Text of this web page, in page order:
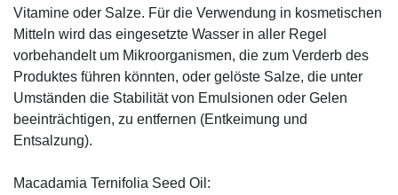
Vitamine oder Salze. Für die Verwendung in kosmetischen
Mitteln wird das eingesetzte Wasser in aller Regel
vorbehandelt um Mikroorganismen, die zum Verderb des
Produktes führen könnten, oder gelöste Salze, die unter
Umständen die Stabilität von Emulsionen oder Gelen
beeinträchtigen, zu entfernen (Entkeimung und
Entsalzung).
Macadamia Ternifolia Seed Oil: